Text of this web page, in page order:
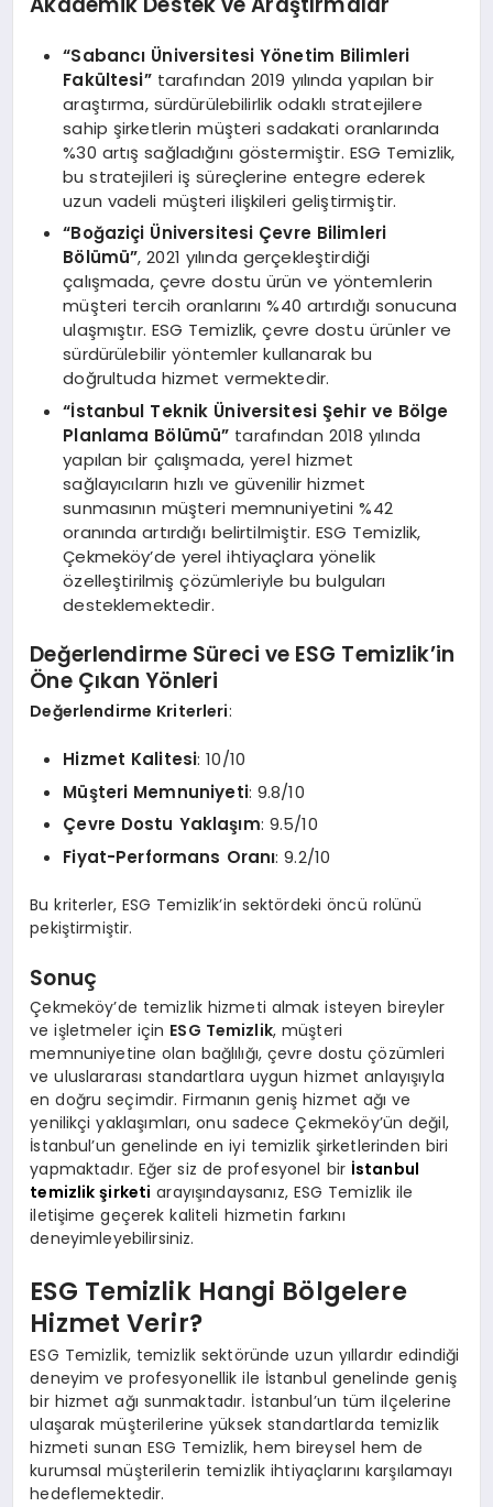
“Sabancı Üniversitesi Yönetim Bilimleri
Fakültesi”tarafından 2019 yılında yapılan bir
araştırma, sürdürülebilirlik odaklı stratejilere
sahip şirketlerin müşteri sadakati oranlarında
%30 artış sağladığını göstermiştir. ESG Temizlik,
bu stratejileri iş süreçlerine entegre ederek
uzun vadeli müşteri ilişkileri geliştirmiştir.
“Boğaziçi Üniversitesi Çevre Bilimleri
Bölümü”, 2021 yılında gerçekleştirdiği
çalışmada, çevre dostu ürün ve yöntemlerin
müşteri tercih oranlarını %40 artırdığı sonucuna
ulaşmıştır. ESG Temizlik, çevre dostu ürünler ve
sürdürülebilir yöntemler kullanarak bu
doğrultuda hizmet vermektedir.
“İstanbul Teknik Üniversitesi Şehir ve Bölge
Planlama Bölümü” tarafından 2018 yılında
yapılan bir çalışmada, yerel hizmet
sağlayıcıların hızlı ve güvenilir hizmet
sunmasının müşteri memnuniyetini %42
oranında artırdığı belirtilmiştir. ESG Temizlik,
Çekmeköy’de yerel ihtiyaçlara yönelik
özelleştirilmiş çözümleriyle bu bulguları
desteklemektedir.
Değerlendirme Süreci ve ESG Temizlik’in
Öne Çıkan Yönleri
Değerlendirme Kriterleri:
Hizmet Kalitesi: 10/10
Müşteri Memnuniyeti: 9.8/10
Çevre Dostu Yaklaşım: 9.5/10
Fiyat-Performans Oranı: 9.2/10
Bu kriterler, ESG Temizlik’in sektördeki öncü rolünü
pekiştirmiştir.
Sonuç
Çekmeköy’de temizlik hizmeti almak isteyen bireyler
ve işletmeler için ESG Temizlik, müşteri
memnuniyetine olan bağlılığı, çevre dostu çözümleri
ve uluslararası standartlara uygun hizmet anlayışıyla
en doğru seçimdir. Firmanın geniş hizmet ağı ve
yenilikçi yaklaşımları, onu sadece Çekmeköy’ün değil,
İstanbul’un genelinde en iyi temizlik şirketlerinden biri
yapmaktadır. Eğer siz de profesyonel bir İstanbul
temizlik şirketi arayışındaysanız, ESG Temizlik ile
iletişime geçerek kaliteli hizmetin farkını
deneyimleyebilirsiniz.
ESG Temizlik Hangi Bölgelere
Hizmet Verir?
ESG Temizlik, temizlik sektöründe uzun yıllardır edindiği
deneyim ve profesyonellik ile İstanbul genelinde geniş
bir hizmet ağı sunmaktadır. İstanbul’un tüm ilçelerine
ulaşarak müşterilerine yüksek standartlarda temizlik
hizmeti sunan ESG Temizlik, hem bireysel hem de
kurumsal müşterilerin temizlik ihtiyaçlarını karşılamayı
hedeflemektedir.